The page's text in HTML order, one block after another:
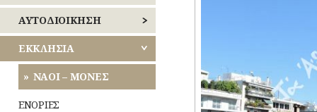
ΑΘΛΗΤΙΣΜΟΣ
ΓΛΥΠΤΙΚΗ
ΖΩΓΡΑΦΙΚΗ
ΘΕΑΤΡΟ
ΑΥΤΟΔΙΟΙΚΗΣΗ
ΚΕΝΤΡΙΚΟΣ
ΤΟΜΕΑΣ
ΑΘΗΝΩΝ
ΝΟΤΙΟΣ
ΕΚΚΛΗΣΙΑ
ΝΑΟΙ – ΜΟΝΕΣ
ΕΝΟΡΙΕΣ